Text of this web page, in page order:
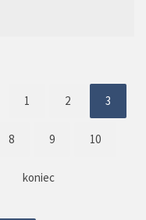
1 2 3
8 9 10
koniec